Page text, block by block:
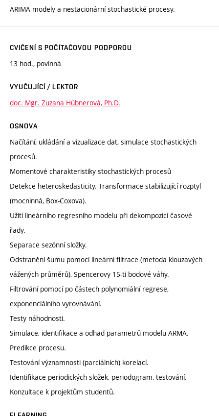
ARIMA modely a nestacionární stochastické procesy.
CVIČENÍ S POČÍTAČOVOU PODPOROU
13 hod., povinná
VYUČUJÍCÍ / LEKTOR
doc. Mgr. Zuzana Hübnerová, Ph.D.
OSNOVA
Načítání, ukládání a vizualizace dat, simulace stochastických
procesů.
Momentové charakteristiky stochastických procesů
Detekce heteroskedasticity. Transformace stabilizující rozptyl
(mocninná, Box-Coxova).
Užití lineárního regresního modelu při dekompozici časové
řady.
Separace sezónní složky.
Odstranění šumu pomocí lineární filtrace (metoda klouzavých
vážených průměrů), Spencerovy 15-ti bodové váhy.
Filtrování pomocí po částech polynomiální regrese,
exponenciálního vyrovnávání.
Testy náhodnosti.
Simulace, identifikace a odhad parametrů modelu ARMA.
Predikce procesu.
Testování významnosti (parciálních) korelací.
Identifikace periodických složek, periodogram, testování.
Konzultace k projektům studentů.